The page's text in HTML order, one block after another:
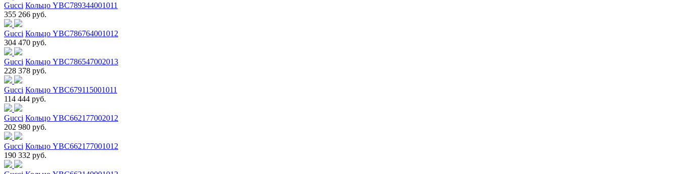
Gucci Кольцо YBC789344001011
355 266 руб.
Gucci Кольцо YBC786764001012
304 470 руб.
Gucci Кольцо YBC786547002013
228 378 руб.
Gucci Кольцо YBC679115001011
114 444 руб.
Gucci Кольцо YBC662177002012
202 980 руб.
Gucci Кольцо YBC662177001012
190 332 руб.